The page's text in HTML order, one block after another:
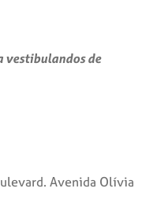
vestibulandos de
Avenida Olívia